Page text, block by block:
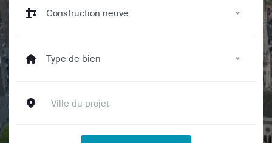
Construction neuve
Type de bien